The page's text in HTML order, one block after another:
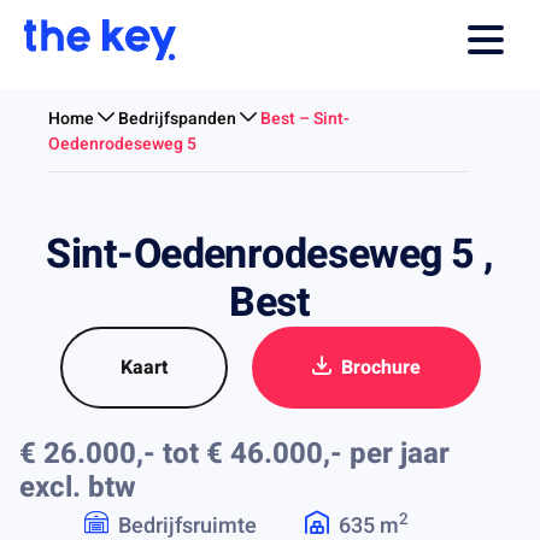
Home Bedrijfspanden
Best – Sint-
Oedenrodeseweg 5
Sint-Oedenrodeseweg 5 ,
Best
Kaart Brochure
€ 26.000,- tot € 46.000,- per jaar
excl. btw
Bedrijfsruimte 635 m2